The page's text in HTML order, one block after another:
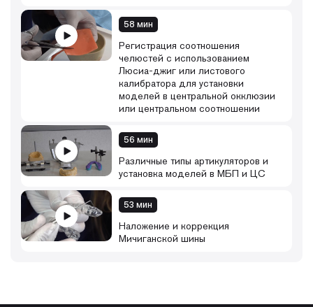
58 мин
Регистрация соотношения
челюстей с использованием
Люсиа-джиг или листового
калибратора для установки
моделей в центральной окклюзии
или центральном соотношении
56 мин
Различные типы артикуляторов и
установка моделей в МБП и ЦС
53 мин
Наложение и коррекция
Мичиганской шины